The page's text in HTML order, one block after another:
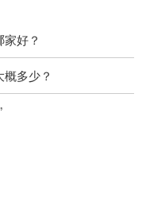
好？
多少？